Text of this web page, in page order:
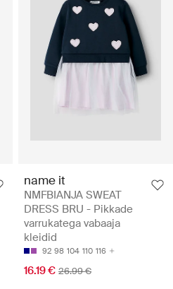
name it
NMFBIANJA SWEAT
DRESS BRU - Pikkade
varrukatega vabaaja
kleidid
92 98 104 110 116
16.19 € 26.99 €